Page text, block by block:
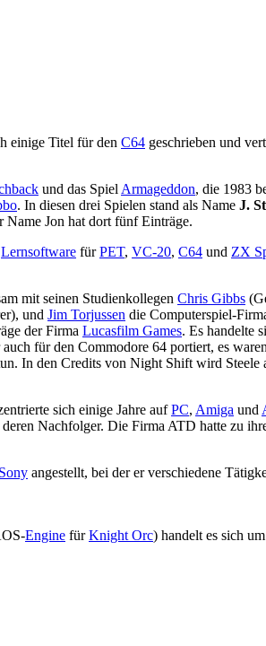
einige Titel für den C64 geschrieben und
und das Spiel Armageddon, die 1983
. In diesen drei Spielen stand als Name J.
Name Jon hat dort fünf Einträge.
Lernsoftware fürPET, VC-20, C64 und ZX
mit seinen Studienkollegen Chris Gibbs
und Jim Torjussen die Computerspiel-
der Firma Lucasfilm Games. Es handelte
für den Commodore 64 portiert, es
In den Credits von Night Shift wird Steele
sich einige Jahre aufPC, Amiga und
Nachfolger. Die Firma ATD hatte zu
Sony angestellt, bei der er verschiedene
Engine fürKnight Orc) handelt es sich